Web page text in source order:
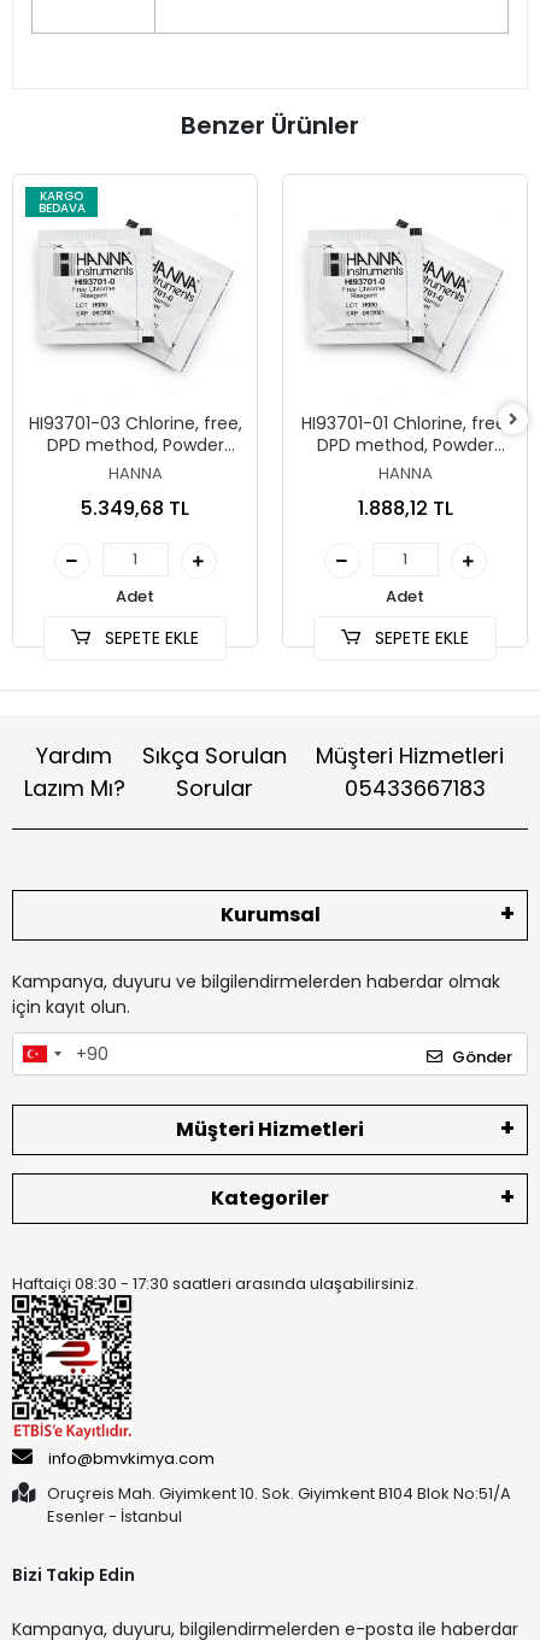
Benzer Ürünler
KARGO
BEDAVA
HI93701-03 Chlorine, free,
DPD method, Powder
reagent kit for 300 tests
HANNA
5.349,68 TL
Adet
SEPETE EKLE
HI93701-01 Chlorine, free,
DPD method, Powder
reagent kit for 100 tests
HANNA
1.888,12 TL
Adet
SEPETE EKLE
Yardım
Lazım Mı?
Sıkça Sorulan
Sorular
Müşteri Hizmetleri
05433667183
Kurumsal
Kampanya, duyuru ve bilgilendirmelerden haberdar olmak
için kayıt olun.
Gönder
Müşteri Hizmetleri
Kategoriler
Haftaiçi 08:30 - 17:30 saatleri arasında ulaşabilirsiniz.
info@bmvkimya.com
Oruçreis Mah. Giyimkent 10. Sok. Giyimkent B104 Blok No:51/A
Esenler - İstanbul
Bizi Takip Edin
Kampanya, duyuru, bilgilendirmelerden e-posta ile haberdar